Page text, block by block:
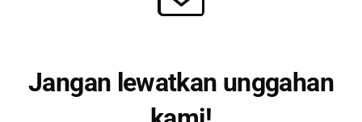
Jangan lewatkan unggahan